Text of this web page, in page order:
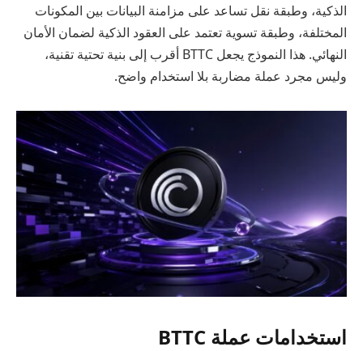
الذكية، وطبقة نقل تساعد على مزامنة البيانات بين المكونات
المختلفة، وطبقة تسوية تعتمد على العقود الذكية لضمان الأمان
النهائي. هذا النموذج يجعل BTTC أقرب إلى بنية تحتية تقنية،
وليس مجرد عملة مضاربة بلا استخدام واضح.
استخدامات عملة BTTC